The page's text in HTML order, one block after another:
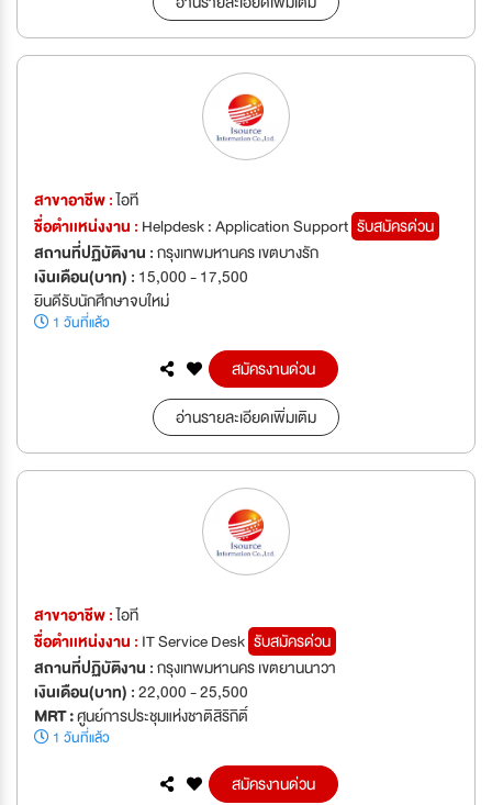
สาขาอาชีพ :ไอที
ชื่อตำเเหน่งงาน : Helpdesk : Application Support รับสมัครด่วน
สถานที่ปฏิบัติงาน :กรุงเทพมหานคร เขตบางรัก
เงินเดือน(บาท) : 15,000 - 17,500
ยินดีรับนักศึกษาจบใหม่
1 วันที่แล้ว
สมัครงานด่วน
อ่านรายละเอียดเพิ่มเติม
สาขาอาชีพ :ไอที
ชื่อตำเเหน่งงาน : IT Service Desk รับสมัครด่วน
สถานที่ปฏิบัติงาน :กรุงเทพมหานคร เขตยานนาวา
เงินเดือน(บาท) :22,000 - 25,500
MRT :ศูนย์การประชุมแห่งชาติสิริกิติ์
1 วันที่แล้ว
สมัครงานด่วน